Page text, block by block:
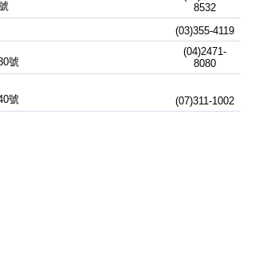
8532
(03)355-4119
號
(04)2471-
8080
號 (07)311-1002